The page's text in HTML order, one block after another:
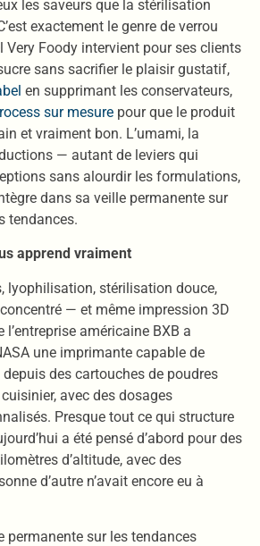
les saveurs que la stérilisation
exactement le genre de verrou
Very Foody intervient pour ses clients
sans sacrifier le plaisir gustatif,
en supprimant les conservateurs,
sur mesure pour que le produit
et vraiment bon. L’umami, la
— autant de leviers qui
sans alourdir les formulations,
dans sa veille permanente sur
tendances.
apprend vraiment
lyophilisation, stérilisation douce,
— et même impression 3D
américaine BXB a
une imprimante capable de
des cartouches de poudres
avec des dosages
Presque tout ce qui structure
a été pensé d’abord pour des
d’altitude, avec des
d’autre n’avait encore eu à
permanente sur les tendances